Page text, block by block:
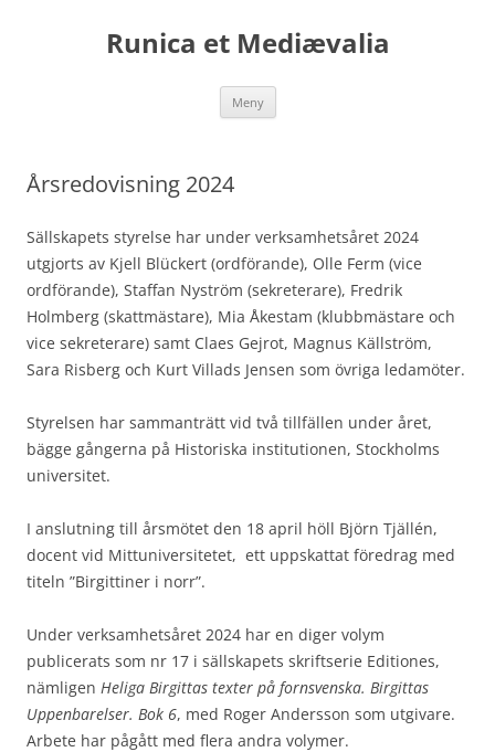
Runica et Mediævalia
Meny Hoppa
innehåll
Årsredovisning 2024
Sällskapets styrelse har under verksamhetsåret 2024
utgjorts av Kjell Blückert (ordförande), Olle Ferm (vice
ordförande), Staffan Nyström (sekreterare), Fredrik
Holmberg (skattmästare), Mia Åkestam (klubbmästare och
vice sekreterare) samt Claes Gejrot, Magnus Källström,
Sara Risberg och Kurt Villads Jensen som övriga ledamöter.
Styrelsen har sammanträtt vid två tillfällen under året,
bägge gångerna på Historiska institutionen, Stockholms
universitet.
I anslutning till årsmötet den 18 april höll Björn Tjällén,
docent vid Mittuniversitetet, ett uppskattat föredrag med
titeln ”Birgittiner i norr”.
Under verksamhetsåret 2024 har en diger volym
publicerats som nr 17 i sällskapets skriftserie Editiones,
nämligen Heliga Birgittas texter på fornsvenska. Birgittas
Uppenbarelser. Bok 6, med Roger Andersson som utgivare.
Arbete har pågått med flera andra volymer.